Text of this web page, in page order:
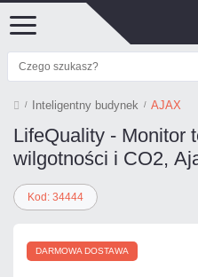
Inteligentny budynek AJAX
LifeQuality - Monitor
wilgotności i СО2,
Kod: 34444
DARMOWA DOSTAWA